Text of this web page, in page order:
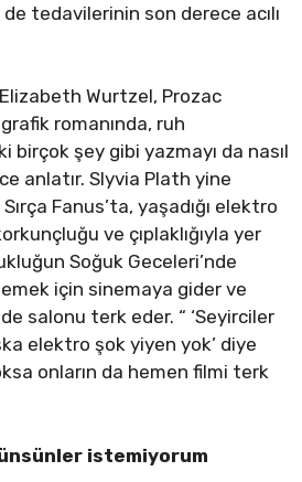
tedavilerinin son derece acılı
Wurtzel, Prozac
romanında, ruh
birçok şey gibi yazmayı da nasıl
anlatır. Slyvia Plath yine
Fanus’ta, yaşadığı elektro
ve çıplaklığıyla yer
Soğuk Geceleri’nde
için sinemaya gider ve
salonu terk eder. “ ‘Seyirciler
elektro şok yiyen yok’ diye
onların da hemen filmi terk
istemiyorum